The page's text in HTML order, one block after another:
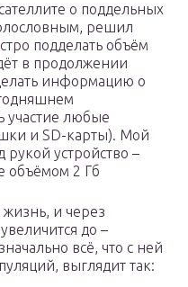
о поддельных
решил
подделать объём
в продолжении
информацию о
участие любые
и SD-карты). Мой
устройство –
объёмом 2 Гб
и через
до –
всё, что с ней
выглядит так: